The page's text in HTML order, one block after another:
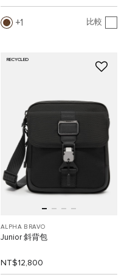
1 比較
RECYCLED
ALPHA BRAVO
Junior 斜背包
NT$12,800